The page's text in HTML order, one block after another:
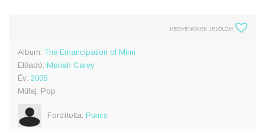
KEDVENCNEK JELÖLÖM
Album: The Emancipation of Mimi
Előadó: Mariah Carey
Év: 2005
Műfaj: Pop
Fordította: Puncs